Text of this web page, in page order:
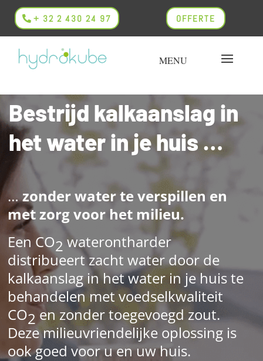
+ 32 2 430 24 97 OFFERTE
Bestrijd kalkaanslag in
het water in je huis …
…zonder water te verspillen en
met zorg voor het milieu.
Een CO2 waterontharder
distribueert zacht water door de
kalkaanslag in het water in je huis te
behandelen met voedselkwaliteit
CO2en zonder toegevoegd zout.
Deze milieuvriendelijke oplossing is
ook goed voor u en uw huis.